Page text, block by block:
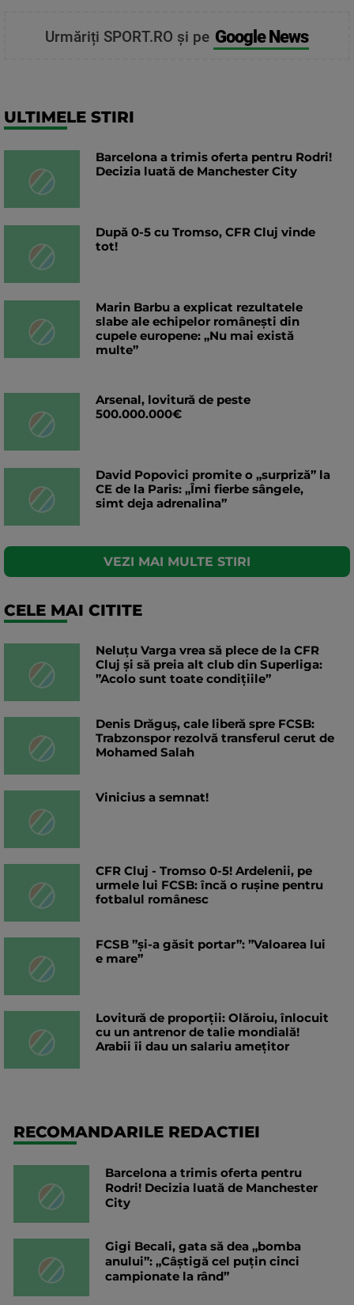
Urmăriți SPORT.RO și pe Google News
ULTIMELE STIRI
Barcelona a trimis oferta pentru Rodri!
Decizia luată de Manchester City
După 0-5 cu Tromso, CFR Cluj vinde
tot!
Marin Barbu a explicat rezultatele
slabe ale echipelor românești din
cupele europene: „Nu mai există
multe”
Arsenal, lovitură de peste
500.000.000€
David Popovici promite o „surpriză” la
CE de la Paris: „Îmi fierbe sângele,
simt deja adrenalina”
VEZI MAI MULTE STIRI
CELE MAI CITITE
Neluțu Varga vrea să plece de la CFR
Cluj și să preia alt club din Superliga:
”Acolo sunt toate condițiile”
Denis Drăguș, cale liberă spre FCSB:
Trabzonspor rezolvă transferul cerut de
Mohamed Salah
Vinicius a semnat!
CFR Cluj - Tromso 0-5! Ardelenii, pe
urmele lui FCSB: încă o rușine pentru
fotbalul românesc
FCSB ”și-a găsit portar”: ”Valoarea lui
e mare”
Lovitură de proporții: Olăroiu, înlocuit
cu un antrenor de talie mondială!
Arabii îi dau un salariu amețitor
RECOMANDARILE REDACTIEI
Barcelona a trimis oferta pentru
Rodri! Decizia luată de Manchester
City
Gigi Becali, gata să dea „bomba
anului”: „Câștigă cel puțin cinci
campionate la rând”